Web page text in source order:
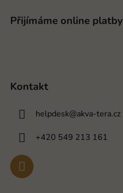
Přijímáme online platby
Kontakt
helpdesk@akva-tera.cz
+420 549 213 161